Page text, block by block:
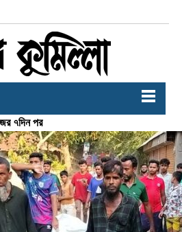
৭দিন পর